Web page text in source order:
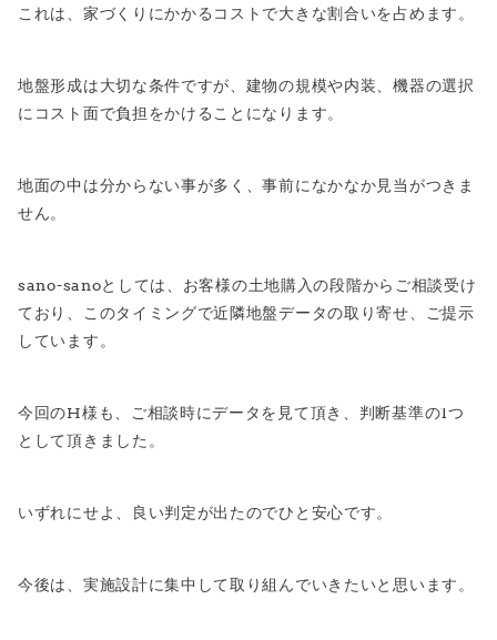
これは、家づくりにかかるコストで大きな割合いを占めます。
地盤形成は大切な条件ですが、建物の規模や内装、機器の選択
にコスト面で負担をかけることになります。
地面の中は分からない事が多く、事前になかなか見当がつきま
せん。
sano-sanoとしては、お客様の土地購入の段階からご相談受け
ており、このタイミングで近隣地盤データの取り寄せ、ご提示
しています。
今回のH様も、ご相談時にデータを見て頂き、判断基準の1つ
として頂きました。
いずれにせよ、良い判定が出たのでひと安心です。
今後は、実施設計に集中して取り組んでいきたいと思います。